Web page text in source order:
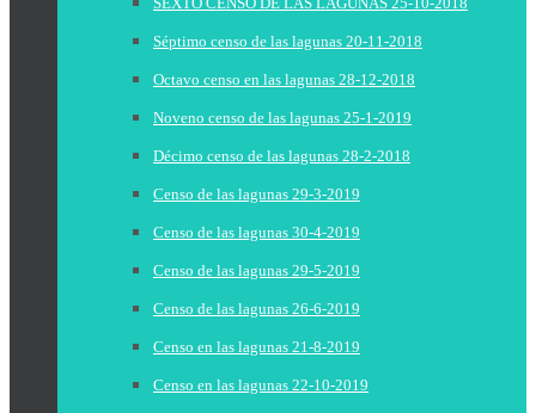
Séptimo censo de las lagunas 20-11-2018
Octavo censo en las lagunas 28-12-2018
Noveno censo de las lagunas 25-1-2019
Décimo censo de las lagunas 28-2-2018
Censo de las lagunas 29-3-2019
Censo de las lagunas 30-4-2019
Censo de las lagunas 29-5-2019
Censo de las lagunas 26-6-2019
Censo en las lagunas 21-8-2019
Censo en las lagunas 22-10-2019